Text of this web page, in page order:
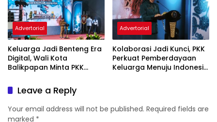
Advertorial
Keluarga Jadi Benteng Era
Digital, Wali Kota
Balikpapan Minta PKK
Karakter Generasi Muda
Advertorial
Kolaborasi Jadi Kunci, PKK
Perkuat Pemberdayaan
Keluarga Menuju Indonesia
Leave a Reply
Your email address will not be published. Required fields are
marked *